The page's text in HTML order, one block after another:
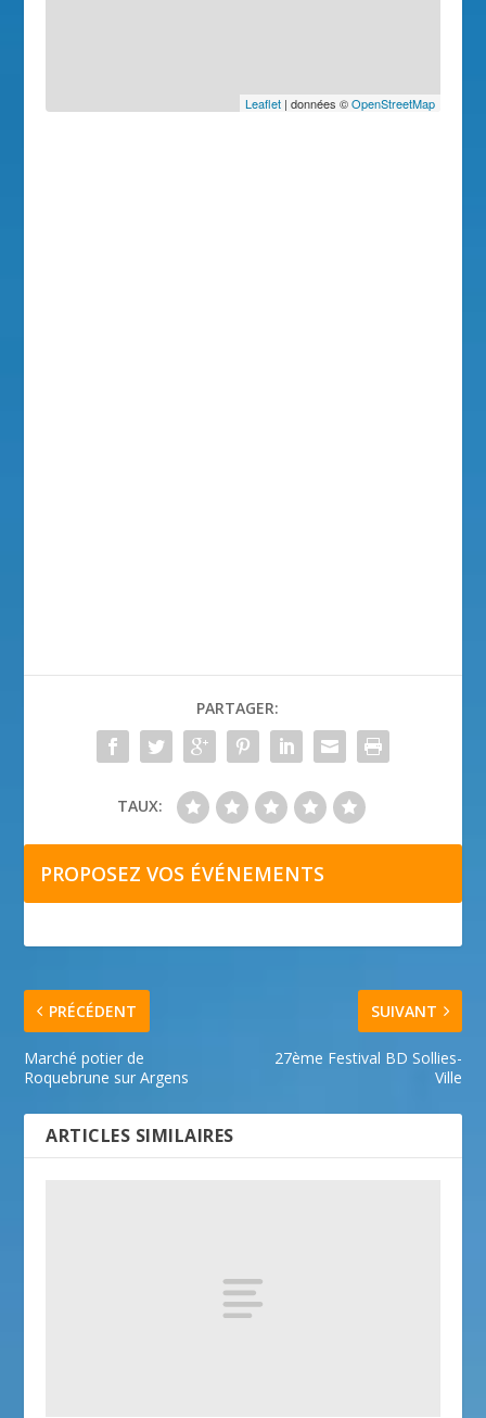
Leaflet| données ©OpenStreetMap
PARTAGER:
TAUX:
PROPOSEZ VOS ÉVÉNEMENTS
PRÉCÉDENT
Marché potier de
Roquebrune sur Argens
SUIVANT
27ème Festival BD Sollies-
Ville
ARTICLES SIMILAIRES